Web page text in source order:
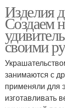
Изделия
Создаем
своими
занимаются с
применяли для
изготавливать